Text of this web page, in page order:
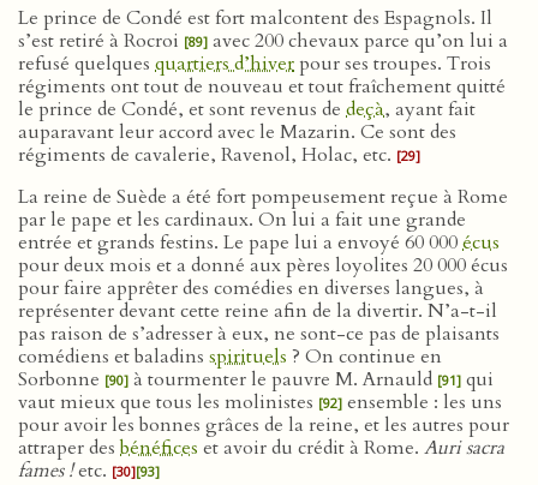
Le prince de Condé est fort malcontent des Espagnols. Il
s’est retiré à Rocroi [89] avec 200 chevaux parce qu’on lui a
refusé quelques quartiers d’hiverpour ses troupes. Trois
régiments ont tout de nouveau et tout fraîchement quitté
le prince de Condé, et sont revenus de deçà, ayant fait
auparavant leur accord avec le Mazarin. Ce sont des
régiments de cavalerie, Ravenol, Holac, etc. [29]
La reine de Suède a été fort pompeusement reçue à Rome
par le pape et les cardinaux. On lui a fait une grande
entrée et grands festins. Le pape lui a envoyé 60 000écus
pour deux mois et a donné aux pères loyolites 20 000 écus
pour faire apprêter des comédies en diverses langues, à
représenter devant cette reine afin de la divertir. N’a-t-il
pas raison de s’adresser à eux, ne sont-ce pas de plaisants
comédiens et baladins spirituels ? On continue en
Sorbonne [90] à tourmenter le pauvre M. Arnauld [91] qui
vaut mieux que tous les molinistes [92] ensemble : les uns
pour avoir les bonnes grâces de la reine, et les autres pour
attraper desbénéfices et avoir du crédit à Rome. Auri sacra
fames !etc. [30][93]